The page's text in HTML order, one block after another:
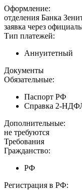
Оформление:
отделения Банка
заявка через
Тип платежей:
Аннуитетный
Документы
Обязательные:
Паспорт РФ
Справка 2-
Дополнительные:
не требуются
Требования
Гражданство:
РФ
Регистрация в РФ: